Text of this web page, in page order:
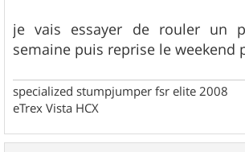
je vais essayer de rouler un
semaine puis reprise le weekend
specialized stumpjumper fsr elite 2008
eTrex Vista HCX